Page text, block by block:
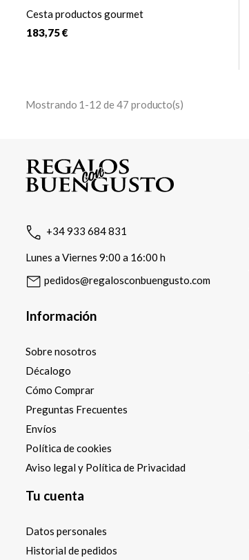
Cesta productos gourmet
183,75 €
Mostrando 1-12 de 47 producto(s)
+34 933 684 831
Lunes a Viernes 9:00 a 16:00 h
pedidos@regalosconbuengusto.com
Información
Sobre nosotros
Décalogo
Cómo Comprar
Preguntas Frecuentes
Envíos
Política de cookies
Aviso legal y Política de Privacidad
Tu cuenta
Datos personales
Historial de pedidos